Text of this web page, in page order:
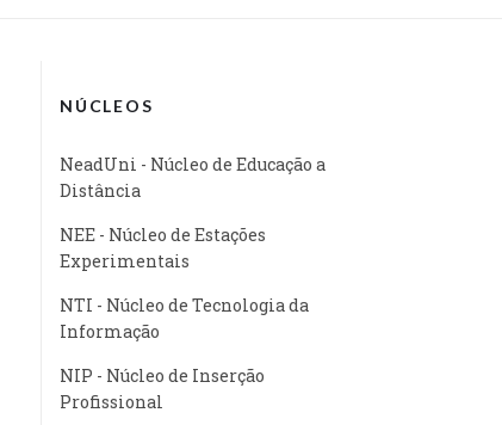
NÚCLEOS
NeadUni - Núcleo de Educação a
Distância
NEE - Núcleo de Estações
Experimentais
NTI - Núcleo de Tecnologia da
Informação
NIP - Núcleo de Inserção
Profissional